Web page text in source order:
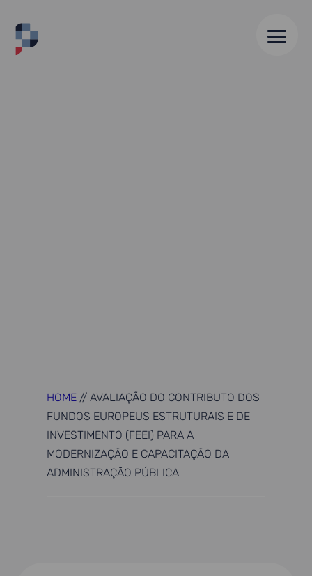
HOME //AVALIAÇÃO DO CONTRIBUTO DOS
FUNDOS EUROPEUS ESTRUTURAIS E DE
INVESTIMENTO (FEEI) PARA A
MODERNIZAÇÃO E CAPACITAÇÃO DA
ADMINISTRAÇÃO PÚBLICA